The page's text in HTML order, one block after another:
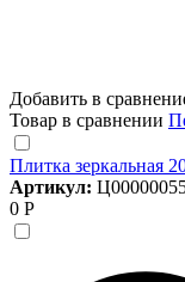
Добавить в
Товар в сравнении
Плитка зеркальная
Артикул:
0 Р